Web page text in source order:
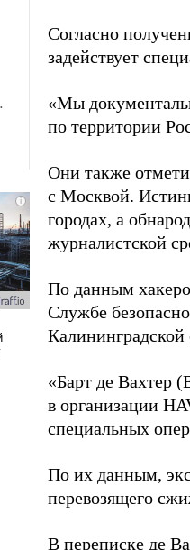
Согласно
задействует
«Мы
по территории
Они также
с Москвой.
городах, а
журналистской
По данным
Службе
Калининградской
«Барт де Вахтер
в организации
специальных
По их данным,
перевозящего
В переписке де